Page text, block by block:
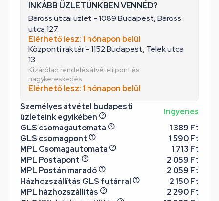
INKÁBB ÜZLETÜNKBEN VENNÉD?
Baross utcai üzlet - 1089 Budapest, Baross
utca 127.
Elérhető lesz: 1 hónapon belül
Központi raktár - 1152 Budapest, Telek utca
13.
Kizárólag rendelésátvételi pont és
nagykereskedés
Elérhető lesz: 1 hónapon belül
Személyes átvétel budapesti
üzleteink egyikében
Ingyenes
GLS csomagautomata
1 389 Ft
GLS csomagpont
1 590 Ft
MPL Csomagautomata
1 713 Ft
MPL Postapont
2 059 Ft
MPL Postán maradó
2 059 Ft
Házhozszállítás GLS futárral
2 150 Ft
MPL házhozszállítás
2 290 Ft